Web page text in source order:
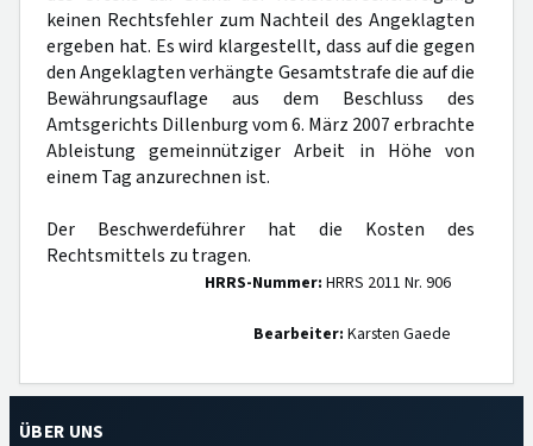
keinen Rechtsfehler zum Nachteil des Angeklagten
ergeben hat. Es wird klargestellt, dass auf die gegen
den Angeklagten verhängte Gesamtstrafe die auf die
Bewährungsauflage aus dem Beschluss des
Amtsgerichts Dillenburg vom 6. März 2007 erbrachte
Ableistung gemeinnütziger Arbeit in Höhe von
einem Tag anzurechnen ist.
Der Beschwerdeführer hat die Kosten des
Rechtsmittels zu tragen.
HRRS-Nummer: HRRS 2011 Nr. 906
Bearbeiter: Karsten Gaede
ÜBER UNS